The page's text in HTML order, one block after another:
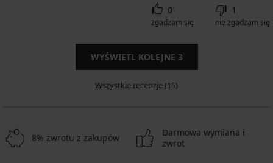
0
zgadzam się
1
nie zgadzam się
WYŚWIETL KOLEJNE 3
Wszystkie recenzje (15)
8% zwrotu z zakupów
Darmowa wymiana i
zwrot